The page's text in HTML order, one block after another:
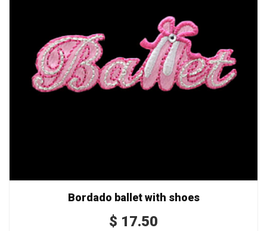
Bordado ballet with shoes
$ 17.50